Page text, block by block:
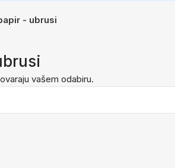
- ubrusi
vašem odabiru.